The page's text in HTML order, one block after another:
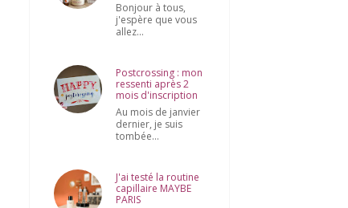
Bonjour à tous,
j'espère que vous
allez...
Postcrossing : mon
ressenti après 2
mois d'inscription
Au mois de janvier
dernier, je suis
tombée...
J'ai testé la routine
capillaire MAYBE
PARIS